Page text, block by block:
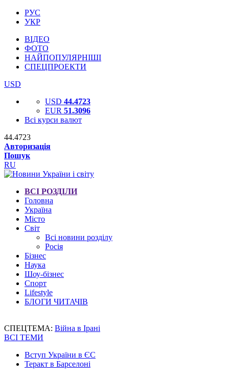
РУС
УКР
ВІДЕО
ФОТО
НАЙПОПУЛЯРНІШІ
СПЕЦПРОЕКТИ
USD
USD 44.4723
EUR 51.3096
Всі курси валют
44.4723
Авторизація
Пошук
RU
ВСІ РОЗДІЛИ
Головна
Україна
Місто
Світ
Всі новини розділу
Росія
Бізнес
Наука
Шоу-бізнес
Спорт
Lifestyle
БЛОГИ ЧИТАЧІВ
СПЕЦТЕМА: Війна в Ірані
ВСІ ТЕМИ
Вступ України в ЄС
Теракт в Барселоні